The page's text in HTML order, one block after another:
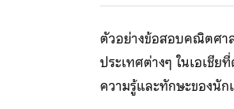
ตัวอย่างข้อสอบคณิตศา
ประเทศต่างๆ ในเอเชี
ความรู้และทักษะของนั